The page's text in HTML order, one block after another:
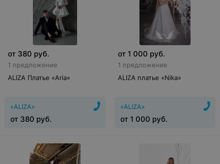
от 380 руб.
1 предложение
ALIZA Платье «Aria»
«ALIZA»
от 380 руб.
от 1 000 руб.
1 предложение
ALIZA платье «Nika»
«ALIZA»
от 1 000 руб.